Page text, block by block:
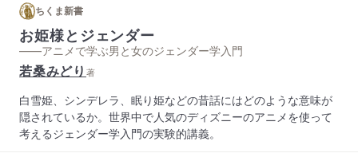
ちくま新書
お姫様とジェンダー
——アニメで学ぶ男と女のジェンダー学入門
若桑みどり 著
白雪姫、シンデレラ、眠り姫などの昔話にはどのような意味が
隠されているか。世界中で人気のディズニーのアニメを使って
考えるジェンダー学入門の実験的講義。